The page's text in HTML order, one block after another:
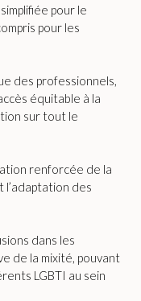
pour le
pour les
des professionnels,
équitable à la
sur tout le
renforcée de la
l’adaptation des
dans les
de la mixité, pouvant
LGBTI au sein